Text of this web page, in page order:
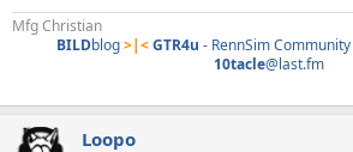
Mfg Christian
BILDblog>|<GTR4u - RennSim Community
10tacle@last.fm
Loopo